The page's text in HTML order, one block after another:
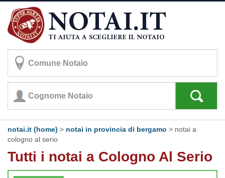
notai.it (home) > notai in provincia di bergamo > notai a
cologno al serio
Tutti i notai a Cologno Al Serio